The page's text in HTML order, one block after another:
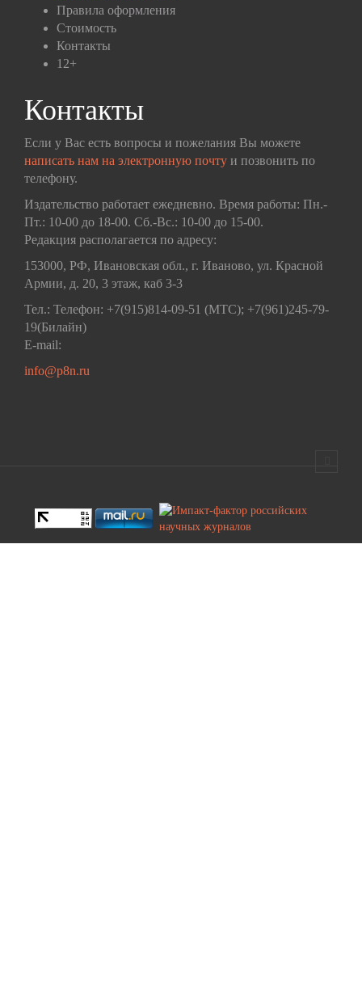
Правила оформления
Стоимость
Контакты
12+
Контакты
Если у Вас есть вопросы и пожелания Вы можете
написать нам на электронную почту и позвонить по
телефону.
Издательство работает ежедневно. Время работы: Пн.-
Пт.: 10-00 до 18-00. Сб.-Вс.: 10-00 до 15-00.
Редакция располагается по адресу:
153000, РФ, Ивановская обл., г. Иваново, ул. Красной
Армии, д. 20, 3 этаж, каб 3-3
Тел.: Телефон: +7(915)814-09-51 (МТС); +7(961)245-79-
19(Билайн)
E-mail:
info@p8n.ru